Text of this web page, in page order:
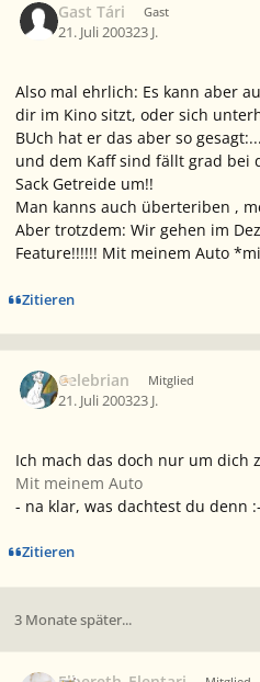
Gast Tári Gast
21. Juli 200323 J.
Also mal ehrlich: Es kann aber
dir im Kino sitzt, oder sich
BUch hat er das aber so
und dem Kaff sind fällt grad bei
Sack Getreide um!!
Man kanns auch überteriben ,
Aber trotzdem: Wir gehen im
Feature!!!!!! Mit meinem Auto
Zitieren
Celebrian Mitglied
21. Juli 200323 J.
Ich mach das doch nur um dich
Mit meinem Auto
- na klar, was dachtest du denn
Zitieren
3 Monate später...